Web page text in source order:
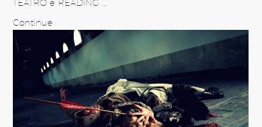
TEATRO e READING ...
Continue